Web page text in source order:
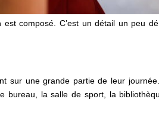
composé. C’est un détail un peu
sur une grande partie de leur
bureau, la salle de sport, la